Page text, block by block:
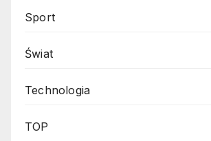
Sport
Świat
Technologia
TOP